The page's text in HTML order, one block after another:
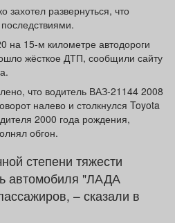
Проекты
захотел развернуться, что
на 15-м километре автодороги
жёсткое ДТП, сообщили сайту
что водитель ВАЗ-21144 2008
налево и столкнулся Toyota
2000 года рождения,
обгон.
степени тяжести
автомобиля "ЛАДА
– сказали в